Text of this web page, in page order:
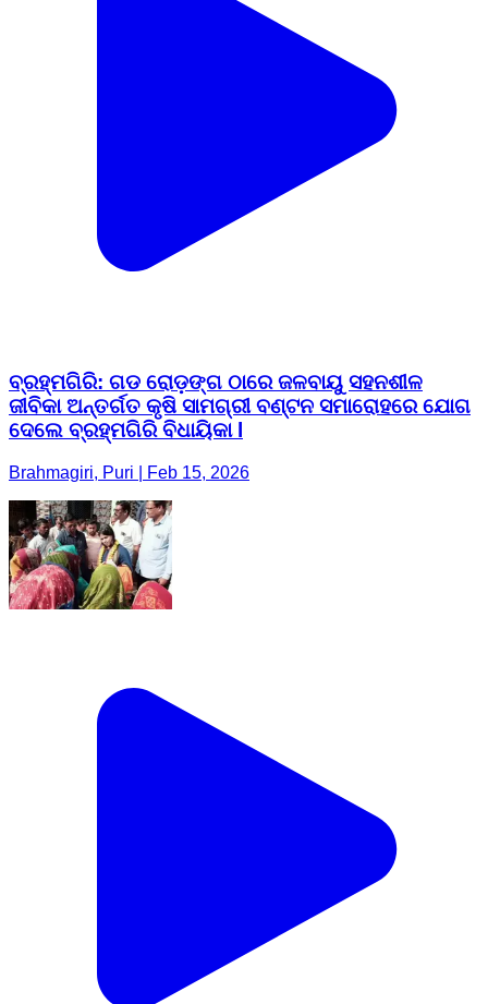
ବ୍ରହ୍ମଗିରି: ଗଡ ରୋଡ଼ଙ୍ଗ ଠାରେ ଜଳବାୟୁ ସହନଶୀଳ
ଜୀବିକା ଅନ୍ତର୍ଗତ କୃଷି ସାମଗ୍ରୀ ବଣ୍ଟନ ସମାରୋହରେ ଯୋଗ
ଦେଲେ ବ୍ରହ୍ମଗିରି ବିଧାୟିକା l
Brahmagiri, Puri | Feb 15, 2026